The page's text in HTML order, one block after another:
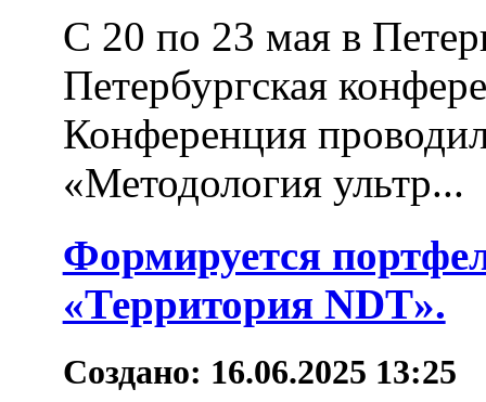
С 20 по 23 мая в
Петербургская
Конференция
«Методология ультр...
Формируется
«Территория NDT».
Создано: 16.06.2025 13:25